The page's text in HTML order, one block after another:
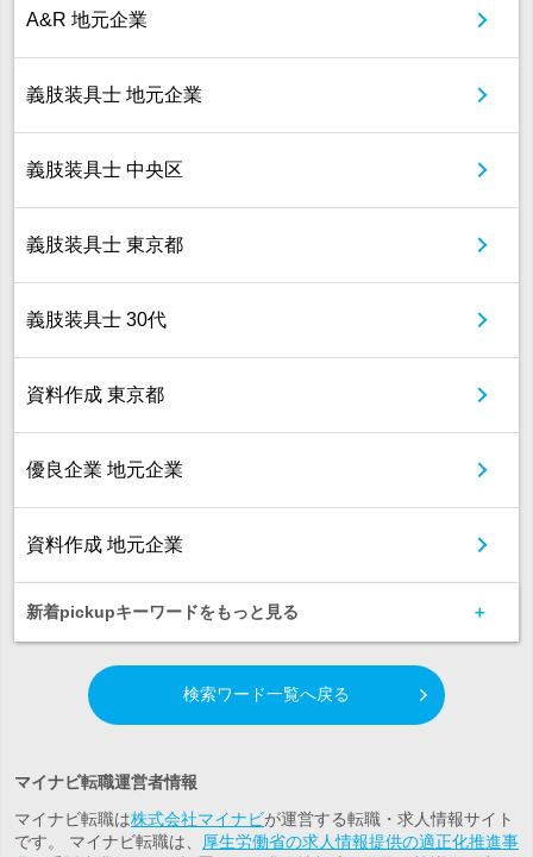
A&R 地元企業
義肢装具士 地元企業
義肢装具士 中央区
義肢装具士 東京都
義肢装具士 30代
資料作成 東京都
優良企業 地元企業
資料作成 地元企業
新着pickupキーワードをもっと見る
検索ワード一覧へ戻る
マイナビ転職運営者情報
マイナビ転職は株式会社マイナビが運営する転職・求人情報サイト
です。 マイナビ転職は、
厚生労働省の求人情報提供の適正化推進事